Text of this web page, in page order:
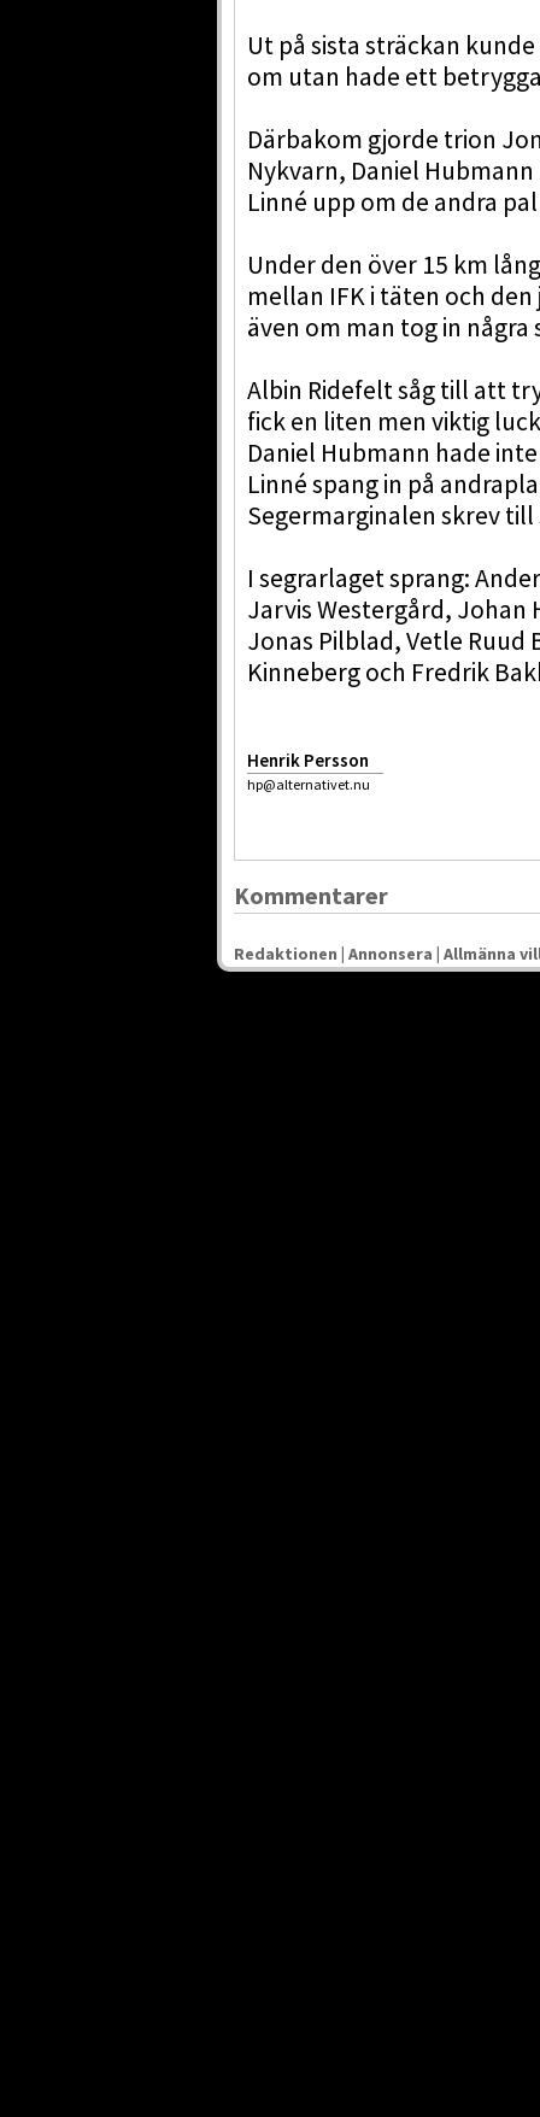
Ut på sista sträckan
om utan hade ett
Därbakom gjorde trion
Nykvarn, Daniel
Linné upp om de andra
Under den över 15 km
mellan IFK i täten och
även om man tog in
Albin Ridefelt såg till att
fick en liten men viktig
Daniel Hubmann hade
Linné spang in på
Segermarginalen skrev
I segrarlaget sprang:
Jarvis Westergård, Johan
Jonas Pilblad, Vetle Ruud
Kinneberg och Fredrik
Henrik Persson
hp@alternativet.nu
Kommentarer
Redaktionen | Annonsera | Allmänna